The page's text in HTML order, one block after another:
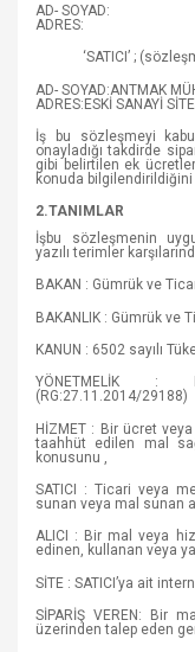
AD- SOYAD:
ADRES:
‘SATICI’ ;
AD- SOYAD:ANTMAK
ADRES:ESKİ SANAYİ
İş bu sözleşmeyi
onayladığı takdirde
gibi belirtilen ek
konuda bilgilendirildiğini
2.TANIMLAR
İşbu sözleşmenin
yazılı terimler
BAKAN : Gümrük ve
BAKANLIK : Gümrük ve
KANUN : 6502 sayılı
YÖNETMELİK :
(RG:27.11.2014/29188)
HİZMET : Bir ücret veya
taahhüt edilen mal
konusunu ,
SATICI : Ticari veya
sunan veya mal sunan
ALICI : Bir mal veya
edinen, kullanan veya
SİTE : SATICI’ya ait
SİPARİŞ VEREN: Bir
üzerinden talep eden